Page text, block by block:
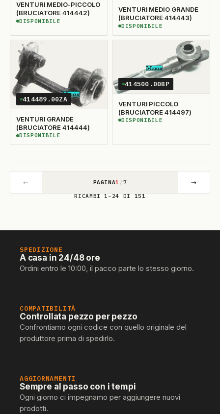
VENTURI MEDIO-PICCOLO
(BRUCIATORE 414442)
DISPONIBILE
DISPONIBILE
VENTURI MEDIO GRANDE
(BRUCIATORE 414443)
DISPONIBILE
DISPONIBILE
414489.00ZA
VENTURI GRANDE
(BRUCIATORE 414444)
DISPONIBILE
DISPONIBILE
414500.00BP
VENTURI PICCOLO
(BRUCIATORE 414497)
DISPONIBILE
DISPONIBILE
← PAGINA1 /7 →
RICAMBI 1–24 DI 151
SPEDIZIONE
A casa in 24/48 ore
Ordini entro le 10:00, il pacco parte lo stesso giorno.
COMPATIBILITÀ
Controllata pezzo per pezzo
Confrontiamo ogni codice con quello originale del
produttore prima di spedirlo.
AGGIORNAMENTI
Sempre al passo con i tempi
Ogni giorno ci impegnamo per aggiungere nuovi
prodotti.